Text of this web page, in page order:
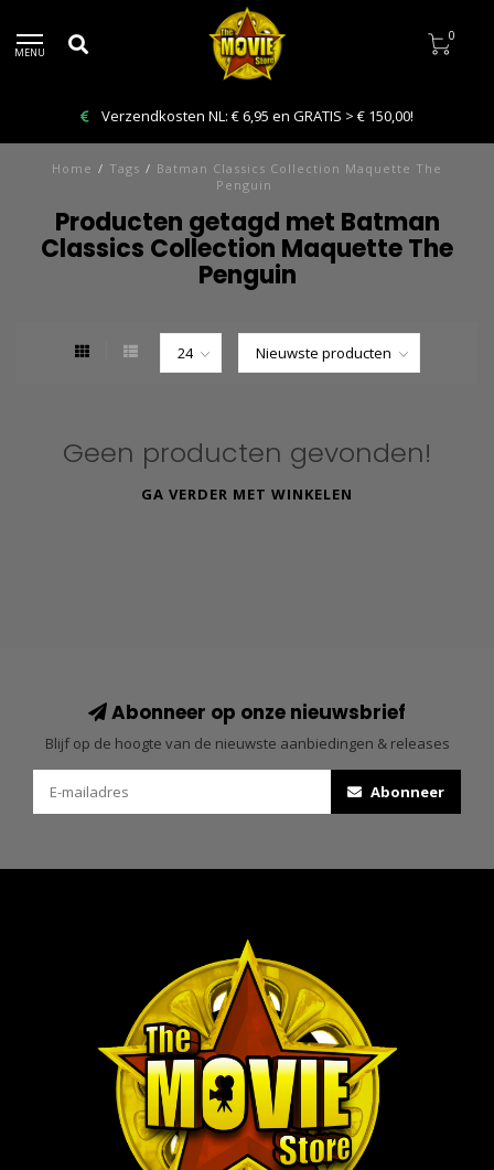
MENU
0
Verzendkosten NL: € 6,95 en GRATIS > € 150,00!
Home / Tags / Batman Classics Collection Maquette The
Penguin
Producten getagd met Batman
Classics Collection Maquette The
Penguin
Geen producten gevonden!
GA VERDER MET WINKELEN
Abonneer op onze nieuwsbrief
Blijf op de hoogte van de nieuwste aanbiedingen & releases
Abonneer